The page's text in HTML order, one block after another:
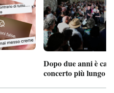
Dopo due anni è
concerto più lungo